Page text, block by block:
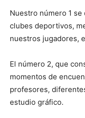
Nuestro número 1
clubes deportivos,
nuestros jugadores,
El número 2, que
momentos de
profesores,
estudio gráfico.